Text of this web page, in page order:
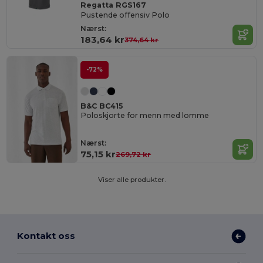
Regatta RGS167
Pustende offensiv Polo
Nærst:
183,64 kr374,64 kr
-72%
B&C BC415
Poloskjorte for menn med lomme
Nærst:
75,15 kr269,72 kr
Viser alle produkter.
Kontakt oss